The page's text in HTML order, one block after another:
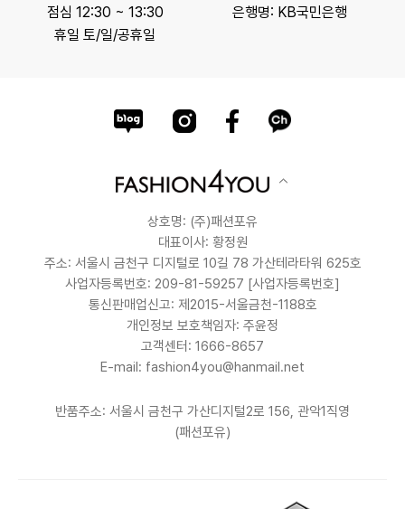
점심 12:30 ~ 13:30
휴일 토/일/공휴일
은행명: KB국민은행
상호명: (주)패션포유
대표이사: 황정원
주소: 서울시 금천구 디지털로 10길 78 가산테라타워 625호
사업자등록번호: 209-81-59257 [사업자등록번호]
통신판매업신고: 제2015-서울금천-1188호
개인정보 보호책임자: 주윤정
고객센터: 1666-8657
E-mail: fashion4you@hanmail.net
반품주소: 서울시 금천구 가산디지털2로 156, 관악1직영
(패션포유)